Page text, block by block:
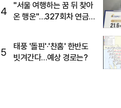
4
"서울 여행하는 꿈 뒤 찾아
온 행운"…327회차 연금
5
태풍 '돌핀'·'찬홈' 한반도
빗겨간다…예상 경로는?